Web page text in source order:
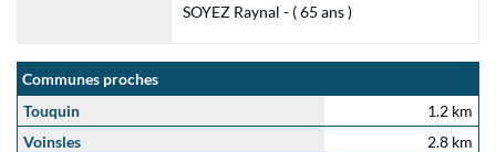
SOYEZ Raynal - ( 65 ans )
Communes proches
Touquin
1.2 km
Voinsles
2.8 km